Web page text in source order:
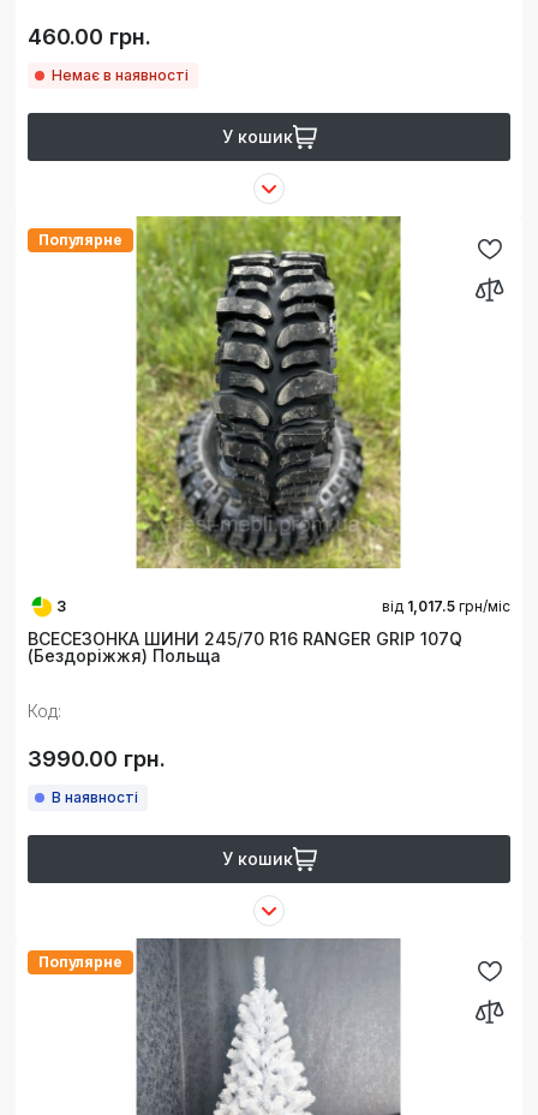
460.00 грн.
Немає в наявності
У кошик
Популярне
3 від 1,017.5 грн/міс
ВСЕСЕЗОНКА ШИНИ 245/70 R16 RANGER GRIP 107Q
(Бездоріжжя) Польща
Код:
3990.00 грн.
В наявності
У кошик
Популярне